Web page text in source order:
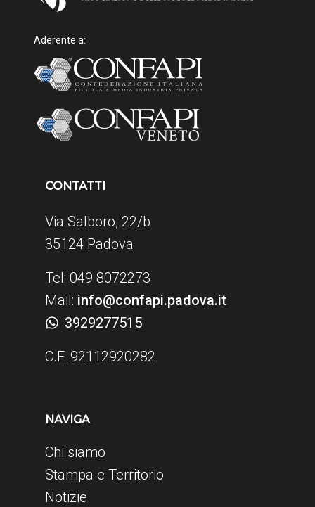
Aderente a:
CONTATTI
Via Salboro, 22/b
35124 Padova
Tel: 049 8072273
Mail: info@confapi.padova.it
3929277515
C.F. 92112920282
NAVIGA
Chi siamo
Stampa e Territorio
Notizie